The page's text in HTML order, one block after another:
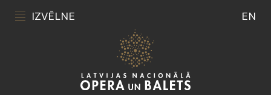
IZVĒLNE EN